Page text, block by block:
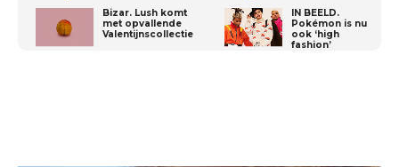
Bizar. Lush komt
met opvallende
Valentijnscollectie
IN BEELD.
Pokémon is nu
ook ‘high
fashion’